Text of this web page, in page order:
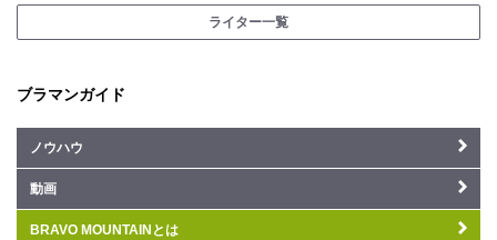
ライター一覧
ブラマンガイド
ノウハウ
動画
BRAVO MOUNTAINとは